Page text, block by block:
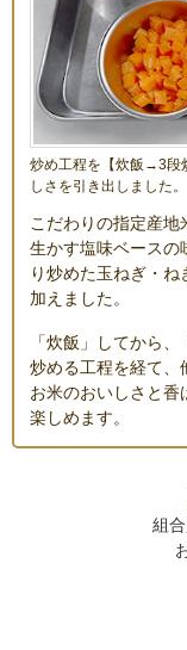
炒め工程を【炊飯→3段
しさを引き出しました。
こだわりの指定産
生かす塩味ベースの
り炒めた玉ねぎ・
加えました。
「炊飯」してから
炒める工程を経て、
お米のおいしさと
楽しめます。
組